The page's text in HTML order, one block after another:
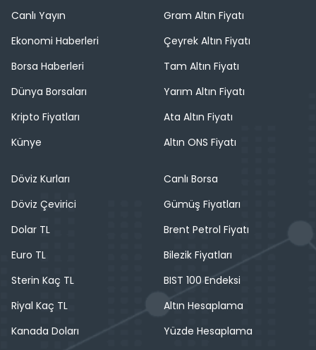
Canlı Yayın
Ekonomi Haberleri
Borsa Haberleri
Dünya Borsaları
Kripto Fiyatları
Künye
Gram Altın Fiyatı
Çeyrek Altın Fiyatı
Tam Altın Fiyatı
Yarım Altın Fiyatı
Ata Altın Fiyatı
Altın ONS Fiyatı
Döviz Kurları
Döviz Çevirici
Dolar TL
Euro TL
Sterin Kaç TL
Riyal Kaç TL
Kanada Doları
Canlı Borsa
Gümüş Fiyatları
Brent Petrol Fiyatı
Bilezik Fiyatları
BIST 100 Endeksi
Altın Hesaplama
Yüzde Hesaplama